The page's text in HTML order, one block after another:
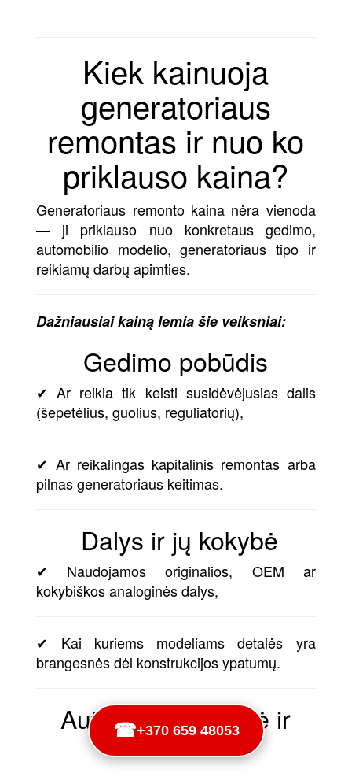
☎+370 659 48053
Kiek kainuoja
generatoriaus
remontas ir nuo ko
priklauso kaina?
Generatoriaus remonto kaina nėra vienoda
— ji priklauso nuo konkretaus gedimo,
automobilio modelio, generatoriaus tipo ir
reikiamų darbų apimties.
Dažniausiai kainą lemia šie veiksniai:
Gedimo pobūdis
✔ Ar reikia tik keisti susidėvėjusias dalis
(šepetėlius, guolius, reguliatorių),
✔ Ar reikalingas kapitalinis remontas arba
pilnas generatoriaus keitimas.
Dalys ir jų kokybė
✔ Naudojamos originalios, OEM ar
kokybiškos analoginės dalys,
✔ Kai kuriems modeliams detalės yra
brangesnės dėl konstrukcijos ypatumų.
Automobilio markė ir
modelis